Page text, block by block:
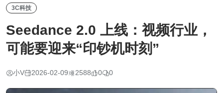
3C科技
Seedance 2.0 上线：视频行业，
可能要迎来“印钞机时刻”
小V 2026-02-09 2588 0 0